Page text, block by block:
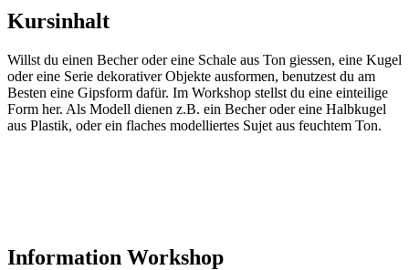
Kursinhalt
Willst du einen Becher oder eine Schale aus Ton giessen, eine Kugel
oder eine Serie dekorativer Objekte ausformen, benutzest du am
Besten eine Gipsform dafür. Im Workshop stellst du eine einteilige
Form her. Als Modell dienen z.B. ein Becher oder eine Halbkugel
aus Plastik, oder ein flaches modelliertes Sujet aus feuchtem Ton.
Information Workshop